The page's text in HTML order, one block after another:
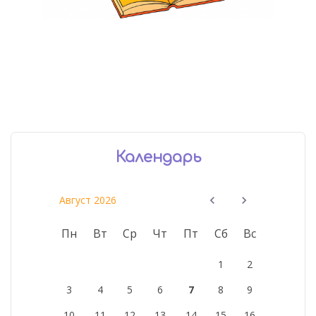
Календарь
Август 2026
Пн Вт Ср Чт Пт Сб Вс
1
2
3
4 5 6 7 8
9